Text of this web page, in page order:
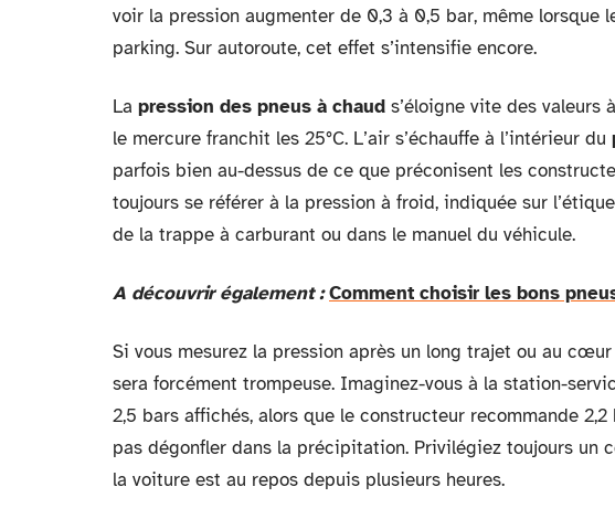
voir la pression augmenter de 0,3 à 0,5 bar, même
parking. Sur autoroute, cet effet s’intensifie encore.
La pression des pneus à chaud s’éloigne vite des valeurs
le mercure franchit les 25°C. L’air s’échauffe à l’intérieur du
parfois bien au-dessus de ce que préconisent les
toujours se référer à la pression à froid, indiquée sur
de la trappe à carburant ou dans le manuel du véhicule.
A découvrir également : Comment choisir les bons
Si vous mesurez la pression après un long trajet ou au
sera forcément trompeuse. Imaginez-vous à la station-
2,5 bars affichés, alors que le constructeur recommande
pas dégonfler dans la précipitation. Privilégiez toujours un
la voiture est au repos depuis plusieurs heures.